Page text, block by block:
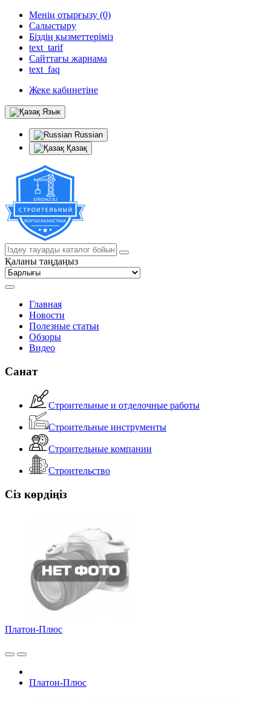
Менің отырғызу (0)
Салыстыру
Біздің қызметтеріміз
text_tarif
Сайттағы жарнама
text_faq
Жеке кабинетіне
Язык
Russian
Қазақ
Қаланы таңдаңыз
Главная
Новости
Полезные статьи
Обзоры
Видео
Санат
Строительные и отделочные работы
Строительные инструменты
Строительные компании
Строительство
Сіз көрдіңіз
Платон-Плюс
Платон-Плюс